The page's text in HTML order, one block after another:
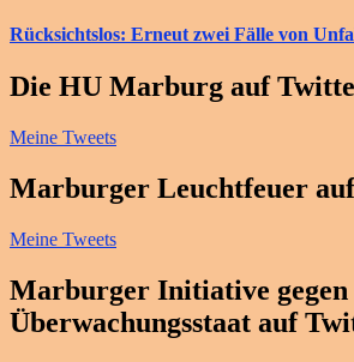
Rücksichtslos: Erneut zwei Fälle von
Die HU Marburg auf
Meine Tweets
Marburger Leuchtfeuer
Meine Tweets
Marburger Initiative gegen
Überwachungsstaat auf